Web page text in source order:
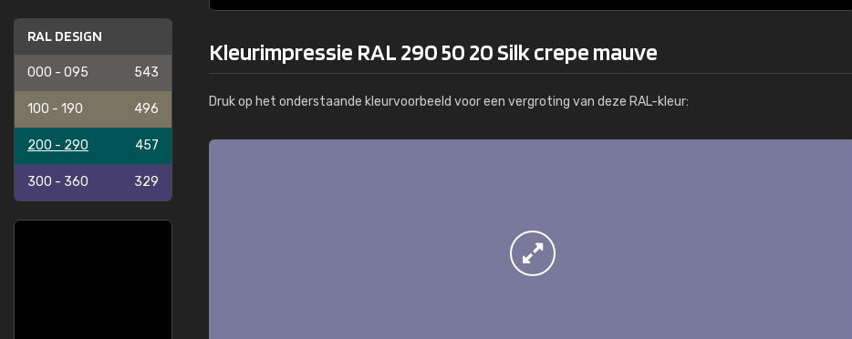
RAL DESIGN
000 - 095 543
100 - 190 496
200 - 290 457
300 - 360 329
Kleurimpressie RAL 290 50 20 Silk crepe mauve
Druk op het onderstaande kleurvoorbeeld voor een vergroting van deze RAL-kleur: